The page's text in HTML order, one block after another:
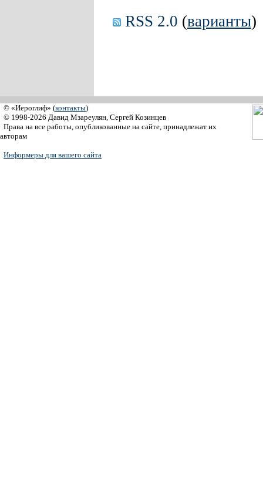
RSS 2.0 (варианты)
© «Иероглиф» (контакты)
© 1998-2026 Давид Мзареулян, Сергей Козинцев
Права на все работы, опубликованные на сайте, принадлежат их
авторам
Информеры для вашего сайта